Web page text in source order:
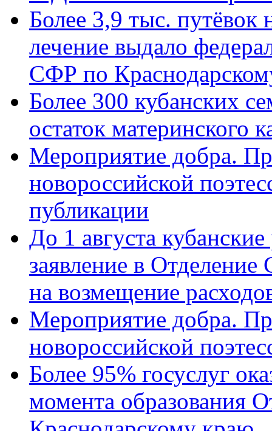
Более 3,9 тыс. путёвок
лечение выдало
СФР по
Более 300 кубанских
остаток материнского
Мероприятие добра.
новороссийской
публикации
До 1 августа
заявление в
на возмещение
Мероприятие добра.
новороссийской
Более 95% госуслуг
момента образования